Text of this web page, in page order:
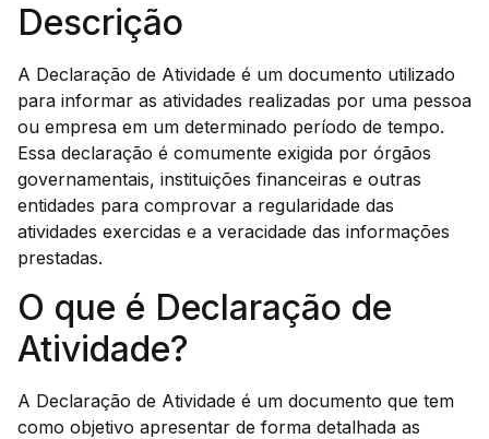
Descrição
A Declaração de Atividade é um documento utilizado
para informar as atividades realizadas por uma pessoa
ou empresa em um determinado período de tempo.
Essa declaração é comumente exigida por órgãos
governamentais, instituições financeiras e outras
entidades para comprovar a regularidade das
atividades exercidas e a veracidade das informações
prestadas.
O que é Declaração de
Atividade?
A Declaração de Atividade é um documento que tem
como objetivo apresentar de forma detalhada as